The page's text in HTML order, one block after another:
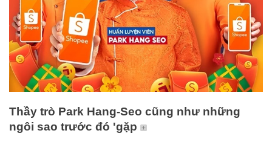
Thầy trò Park Hang-Seo cũng như những
ngôi sao trước đó 'gặp